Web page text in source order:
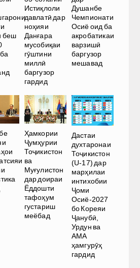
беш
Истиқлоли
давлатӣ дар
ноҳияи
Данғара
мусобиқаи
гӯштини
миллӣ
баргузор
гардид
Душанбе
Чемпионати
Осиё оид ба
акробатикаи
варзишӣ
баргузор
мешавад
Ҳамкории
Ҷумҳурии
Тоҷикистон
ва
Муғулистон
дар доираи
Ёддошти
тафоҳум
густариш
меёбад
Дастаи
духтаронаи
Тоҷикистон
(U-17) дар
марҳилаи
интихобии
Ҷоми
Осиё-2027
бо Кореяи
Ҷанубӣ,
Урдун ва
АМА
ҳамгурӯҳ
гардид